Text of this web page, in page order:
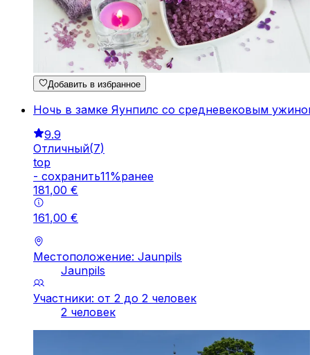
Добавить в избранное
Ночь в замке Яунпилс со средневековым
9.9
Отличный(7)
top
- cохранить11%ранее
181,00 €
161,00 €
Местоположение: Jaunpils
Jaunpils
Участники: от 2 до 2 человек
2 человек